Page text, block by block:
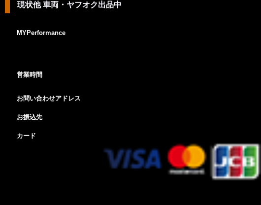
現状他 車両・ヤフオク出品中
MYPerformance
営業時間
お問い合わせアドレス
お振込先
カード